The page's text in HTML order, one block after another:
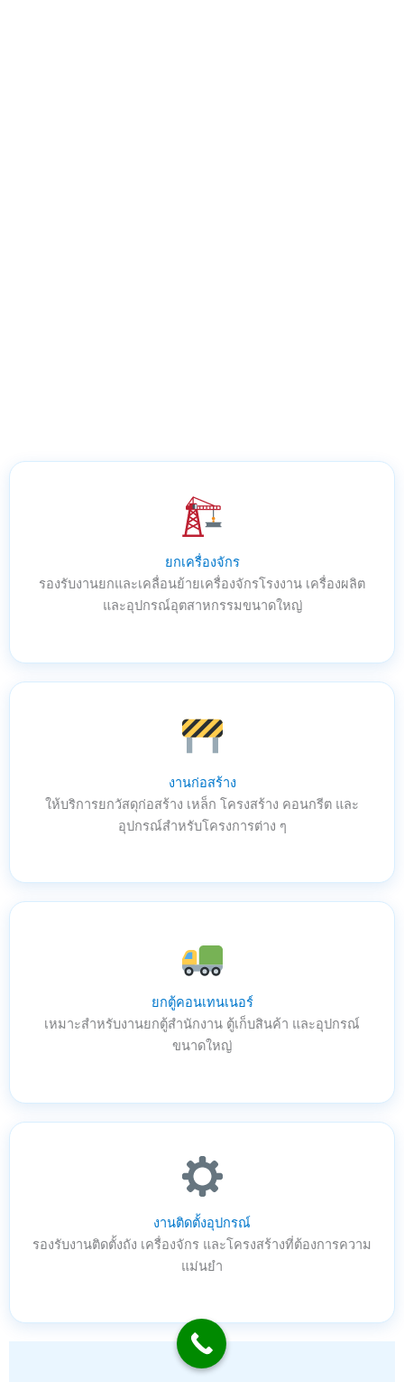
ยกเครื่องจักร
รองรับงานยกและเคลื่อนย้ายเครื่องจักรโรงงาน เครื่องผลิต
และอุปกรณ์อุตสาหกรรมขนาดใหญ่
งานก่อสร้าง
ให้บริการยกวัสดุก่อสร้าง เหล็ก โครงสร้าง คอนกรีต และ
อุปกรณ์สำหรับโครงการต่าง ๆ
ยกตู้คอนเทนเนอร์
เหมาะสำหรับงานยกตู้สำนักงาน ตู้เก็บสินค้า และอุปกรณ์
ขนาดใหญ่
งานติดตั้งอุปกรณ์
รองรับงานติดตั้งถัง เครื่องจักร และโครงสร้างที่ต้องการความ
แม่นยำ